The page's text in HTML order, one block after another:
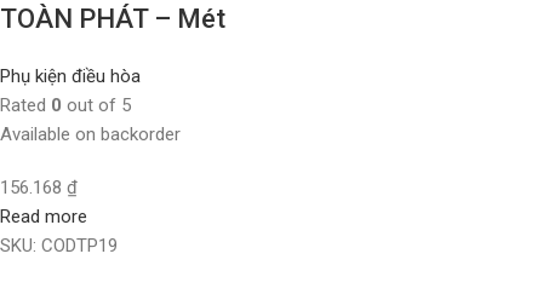
TOÀN PHÁT – Mét
Phụ kiện điều hòa
Rated 0 out of 5
Available on backorder
156.168 ₫
Read more
SKU: CODTP19